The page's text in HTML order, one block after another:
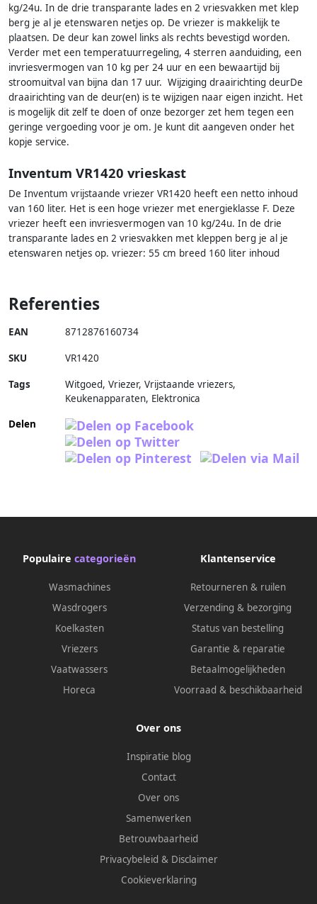
kg/24u. In de drie transparante lades en 2 vriesvakken met klep
berg je al je etenswaren netjes op. De vriezer is makkelijk te
plaatsen. De deur kan zowel links als rechts bevestigd worden.
Verder met een temperatuurregeling, 4 sterren aanduiding, een
invriesvermogen van 10 kg per 24 uur en een bewaartijd bij
stroomuitval van bijna dan 17 uur. Wijziging draairichting deurDe
draairichting van de deur(en) is te wijzigen naar eigen inzicht. Het
is mogelijk dit zelf te doen of onze bezorger zet hem tegen een
geringe vergoeding voor je om. Je kunt dit aangeven onder het
kopje service.
Inventum VR1420 vrieskast
De Inventum vrijstaande vriezer VR1420 heeft een netto inhoud
van 160 liter. Het is een hoge vriezer met energieklasse F. Deze
vriezer heeft een invriesvermogen van 10 kg/24u. In de drie
transparante lades en 2 vriesvakken met kleppen berg je al je
etenswaren netjes op. vriezer: 55 cm breed 160 liter inhoud
Referenties
EAN 8712876160734
SKU VR1420
Tags
Witgoed, Vriezer, Vrijstaande vriezers,
Keukenapparaten, Elektronica
Delen
Populaire categorieën
Wasmachines
Wasdrogers
Koelkasten
Vriezers
Vaatwassers
Horeca
Klantenservice
Retourneren & ruilen
Verzending & bezorging
Status van bestelling
Garantie & reparatie
Betaalmogelijkheden
Voorraad & beschikbaarheid
Over ons
Inspiratie blog
Contact
Over ons
Samenwerken
Betrouwbaarheid
Privacybeleid & Disclaimer
Cookieverklaring